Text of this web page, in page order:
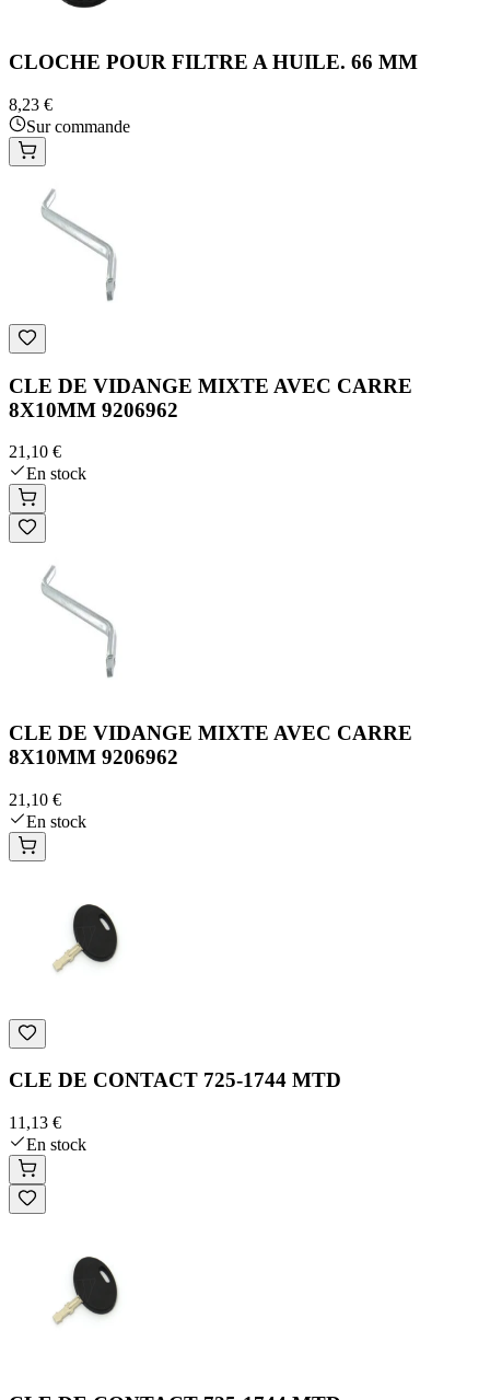
CLOCHE POUR FILTRE A HUILE. 66 MM
8,23 €
Sur commande
CLE DE VIDANGE MIXTE AVEC CARRE
8X10MM 9206962
21,10 €
En stock
CLE DE VIDANGE MIXTE AVEC CARRE
8X10MM 9206962
21,10 €
En stock
CLE DE CONTACT 725-1744 MTD
11,13 €
En stock